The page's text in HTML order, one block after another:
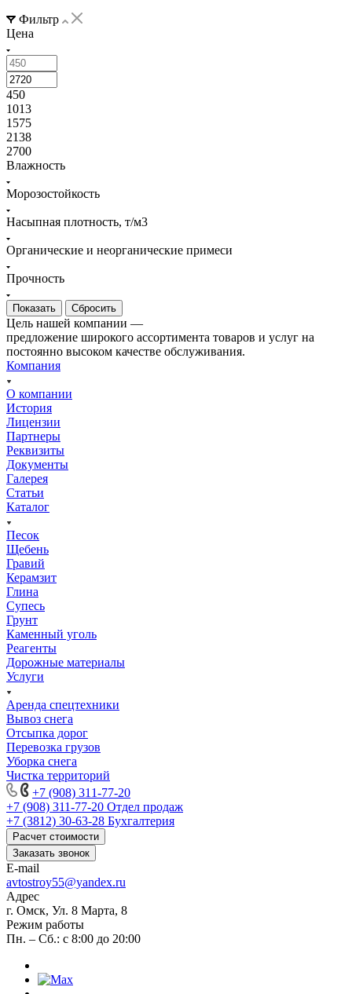
Фильтр
Цена
450
1013
1575
2138
2700
Влажность
Морозостойкость
Насыпная плотность, т/м3
Органические и неорганические примеси
Прочность
Сбросить
Цель нашей компании —
предложение широкого ассортимента товаров и услуг на
постоянно высоком качестве обслуживания.
Компания
О компании
История
Лицензии
Партнеры
Реквизиты
Документы
Галерея
Статьи
Каталог
Песок
Щебень
Гравий
Керамзит
Глина
Супесь
Грунт
Каменный уголь
Реагенты
Дорожные материалы
Услуги
Аренда спецтехники
Вывоз снега
Отсыпка дорог
Перевозка грузов
Уборка снега
Чистка территорий
+7 (908) 311-77-20
+7 (908) 311-77-20 Отдел продаж
+7 (3812) 30-63-28 Бухгалтерия
Расчет стоимости
Заказать звонок
E-mail
avtostroy55@yandex.ru
Адрес
г. Омск, Ул. 8 Марта, 8
Режим работы
Пн. – Сб.: с 8:00 до 20:00